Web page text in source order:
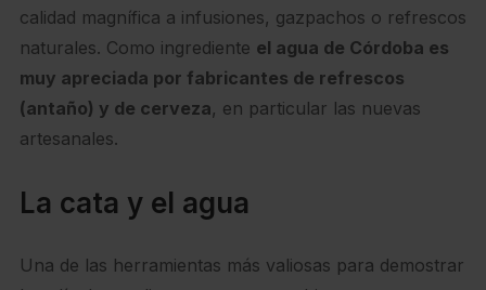
calidad magnífica a infusiones, gazpachos o refrescos
naturales. Como ingrediente el agua de Córdoba es
muy apreciada por fabricantes de refrescos
(antaño) y de cerveza, en particular las nuevas
artesanales.
La cata y el agua
Una de las herramientas más valiosas para demostrar